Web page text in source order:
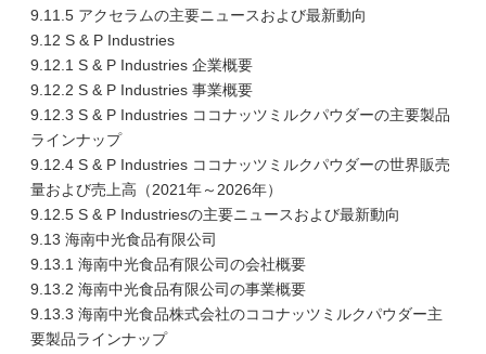
9.11.5 アクセラムの主要ニュースおよび最新動向
9.12 S & P Industries
9.12.1 S & P Industries 企業概要
9.12.2 S & P Industries 事業概要
9.12.3 S & P Industries ココナッツミルクパウダーの主要製品
ラインナップ
9.12.4 S & P Industries ココナッツミルクパウダーの世界販売
量および売上高（2021年～2026年）
9.12.5 S & P Industriesの主要ニュースおよび最新動向
9.13 海南中光食品有限公司
9.13.1 海南中光食品有限公司の会社概要
9.13.2 海南中光食品有限公司の事業概要
9.13.3 海南中光食品株式会社のココナッツミルクパウダー主
要製品ラインナップ